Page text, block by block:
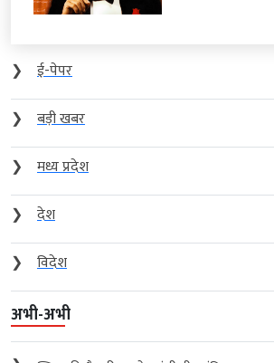
❯
ई-पेपर
❯
बड़ी खबर
❯
मध्य प्रदेश
❯
देश
❯
विदेश
अभी-अभी